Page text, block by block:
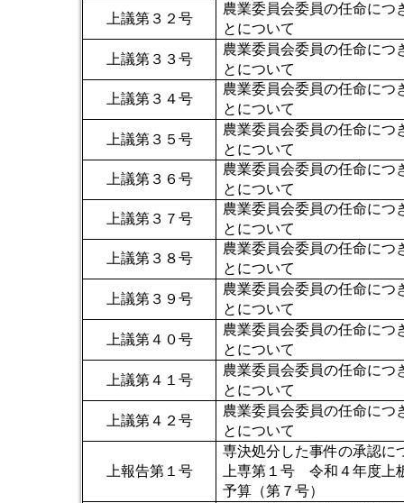
上議第３２号
農業委員会委員の任命につ
とについ
上議第３３号
農業委員会委員の任命につ
とについて
上議第３４号
農業委員会委員の任命につ
とについて
上議第３５号
農業委員会委員の任命につ
とについて
上議第３６号
農業委員会委員の任命につ
とについて
上議第３７号
農業委員会委員の任命につ
とについて
上議第３８号
農業委員会委員の任命につ
とについて
上議第３９号
農業委員会委員の任命につ
とについて
上議第４０号
農業委員会委員の任命につ
とについて
上議第４１号
農業委員会委員の任命につ
とについて
上議第４２号
農業委員会委員の任命につ
とについて
上報告第１号
専決処分した事件の承認に
上専第１号 令和４年度上
予算（第７号）